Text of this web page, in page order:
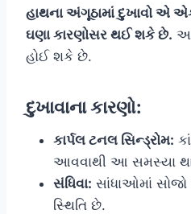
હાથના અંગૂઠામાં દુખાવો એ
ઘણા કારણોસર થઈ શકે છે. આ
હોઈ શકે છે.
દુખાવાના કારણો:
કાર્પલ ટનલ સિન્ડ્રોમ:
આવવાથી આ સમસ્યા
સંધિવા: સાંધાઓમાં
સ્થિતિ છે.